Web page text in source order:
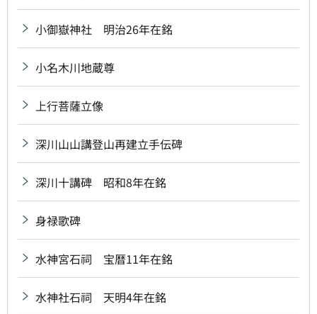
小御嶽神社 明治26年在銘
小名木川地蔵尊
上行菩薩立像
深川山山講登山再建立手伝碑
深川十講碑 昭和8年在銘
身禄歌碑
水神宮石祠 宝暦11年在銘
水神社石祠 天明4年在銘